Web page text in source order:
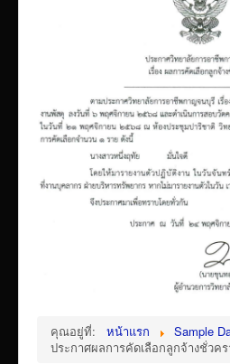
Link รวมระบบรายงานข้อมูลต่าง ๆ
ติดต่อวิทยาลัย
แบบประเมินครูผู้สอน
ห้องสมุดอิเล็กทรอนิกส์
ศูนย์ซ่อมสร้างเพื่อชุมชน FixitCenter
รวม Link หน้าเว็บ QRCode
ร้องเรียน/ร้องทุกข์/สอบถามรายละเ
e-learning(sandbox)
เผยแพร่ผลงานวิชาการ
คุณอยู่ที่: หน้าแรก
Sample
ประกาศผลการคัดเลือกลูกจ้างชั่วค